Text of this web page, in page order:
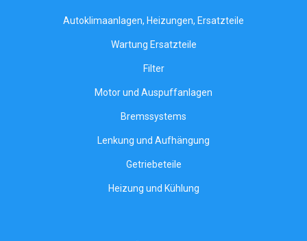
Autoklimaanlagen, Heizungen, Ersatzteile
Wartung Ersatzteile
Filter
Motor und Auspuffanlagen
Bremssystems
Lenkung und Aufhängung
Getriebeteile
Heizung und Kühlung